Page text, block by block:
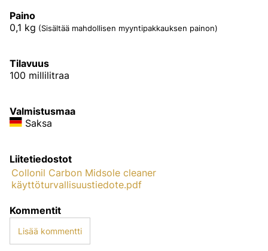
Paino
0,1 kg (Sisältää mahdollisen myyntipakkauksen painon)
Tilavuus
100 millilitraa
Valmistusmaa
Saksa
Liitetiedostot
Collonil Carbon Midsole cleaner
käyttöturvallisuustiedote.pdf
Kommentit
Lisää kommentti